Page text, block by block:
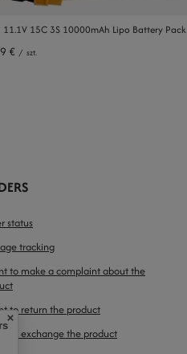
11.1V 15C 3S 10000mAh Lipo Battery Pack
€ / szt.
status
tracking
to make a complaint about the
to return the product
to exchange the product